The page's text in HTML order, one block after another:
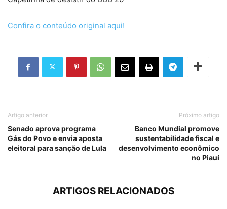
Confira o conteúdo original aqui!
Artigo anterior
Senado aprova programa
Gás do Povo e envia aposta
eleitoral para sanção de Lula
Próximo artigo
Banco Mundial promove
sustentabilidade fiscal e
desenvolvimento econômico
no Piauí
ARTIGOS RELACIONADOS